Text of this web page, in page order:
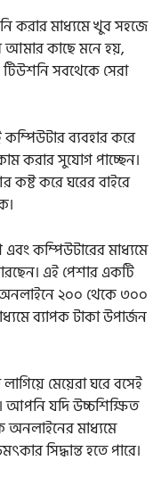
করার মাধ্যমে খুব সহজে
আমার কাছে মনে হয়,
সবথেকে সেরা
ব্যবহার করে
করার সুযোগ পাচ্ছেন।
করে ঘরের বাইরে
কম্পিউটারের মাধ্যমে
এই পেশার একটি
২০০ থেকে ৩০০
ব্যাপক টাকা উপার্জন
মেয়েরা ঘরে বসেই
আপনি যদি উচ্চশিক্ষিত
অনলাইনের মাধ্যমে
সিদ্ধান্ত হতে পারে।